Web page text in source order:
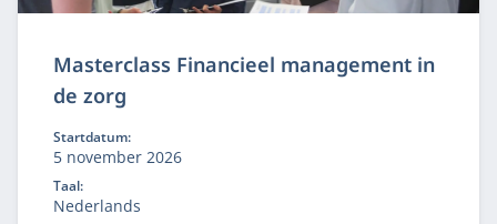
Masterclass Financieel management in
de zorg
Startdatum:
5 november 2026
Taal:
Nederlands